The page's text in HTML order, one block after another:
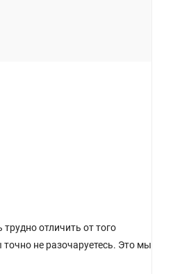
отличить от того
не разочаруетесь. Это мы